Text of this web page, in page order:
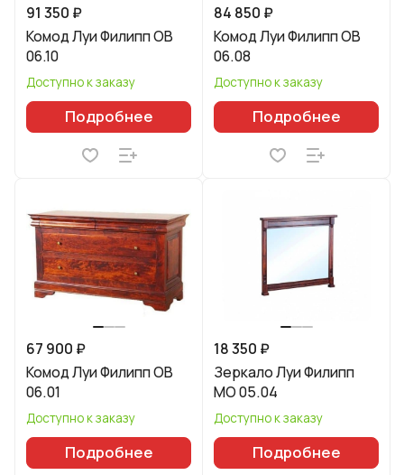
91 350 ₽
Комод Луи Филипп ОВ
06.10
Доступно к заказу
Подробнее
84 850 ₽
Комод Луи Филипп ОВ
06.08
Доступно к заказу
Подробнее
67 900 ₽
Комод Луи Филипп ОВ
06.01
Доступно к заказу
Подробнее
18 350 ₽
Зеркало Луи Филипп
МО 05.04
Доступно к заказу
Подробнее